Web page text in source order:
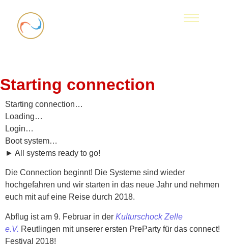
Starting connection
Starting connection…
Loading…
Login…
Boot system…
► All systems ready to go!
Die Connection beginnt! Die Systeme sind wieder
hochgefahren und wir starten in das neue Jahr und nehmen
euch mit auf eine Reise durch 2018.
Abflug ist am 9. Februar in der Kulturschock Zelle
e.V. Reutlingen mit unserer ersten PreParty für das connect!
Festival 2018!